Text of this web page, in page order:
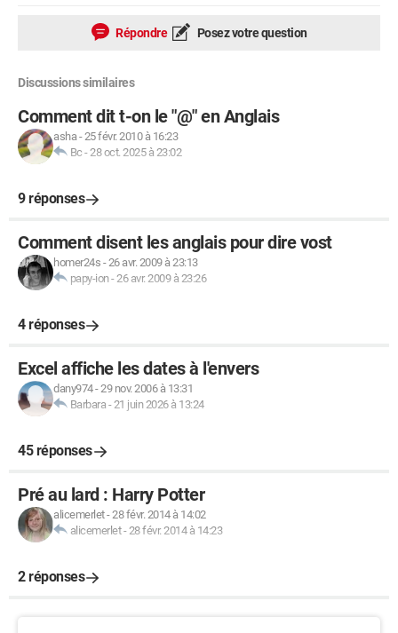
Répondre Posez votre question
Discussions similaires
Comment dit t-on le "@" en Anglais
asha-25 févr. 2010 à 16:23
Bc -28 oct. 2025 à 23:02
9 réponses
Comment disent les anglais pour dire vost
homer24s -26 avr. 2009 à 23:13
papy-ion-26 avr. 2009 à 23:26
4 réponses
Excel affiche les dates à l'envers
dany974-29 nov. 2006 à 13:31
Barbara -21 juin 2026 à 13:24
45 réponses
Pré au lard : Harry Potter
alicemerlet-28 févr. 2014 à 14:02
alicemerlet-28 févr. 2014 à 14:23
2 réponses